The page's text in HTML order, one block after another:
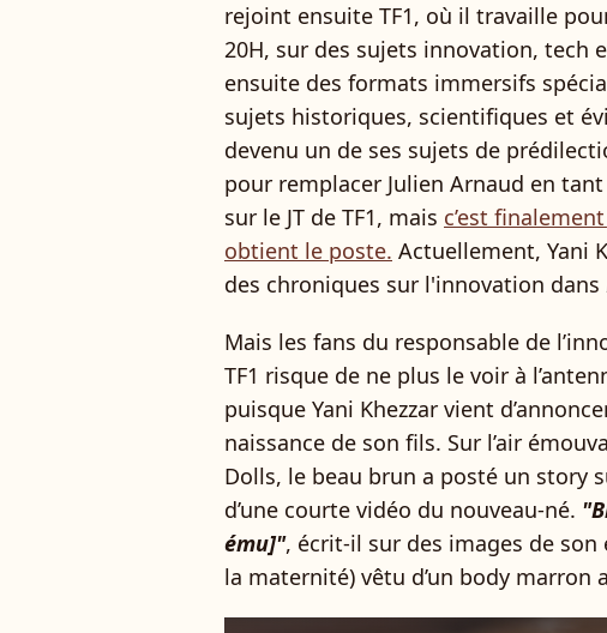
rejoint ensuite TF1, où il travaille
20H, sur des sujets innovation, tech
ensuite des formats immersifs
sujets historiques, scientifiques et
devenu un de ses sujets de
pour remplacer Julien Arnaud en
sur le JT de TF1, mais c’est
obtient le poste. Actuellement, Yani
des chroniques sur l'innovation dans
Mais les fans du responsable de
TF1 risque de ne plus le voir à
puisque Yani Khezzar vient
naissance de son fils. Sur l’air
Dolls, le beau brun a posté un story
d’une courte vidéo du nouveau-né.
ému]", écrit-il sur des images de
la maternité) vêtu d’un body marron